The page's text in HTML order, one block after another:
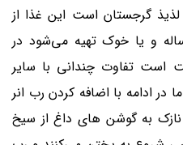
گرجستان است این غذا از
و یا خوک تهیه می‌شود در
تفاوت چندانی با سایر
ادامه با اضافه کردن رب انر
نازک به گوشن های داغ از سیخ